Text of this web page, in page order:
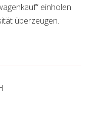
einholen
überzeugen.